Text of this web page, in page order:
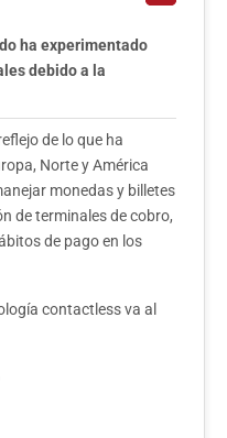
ha experimentado
debido a la
de lo que ha
Norte y América
monedas y billetes
de terminales de cobro,
de pago en los
contactless va al